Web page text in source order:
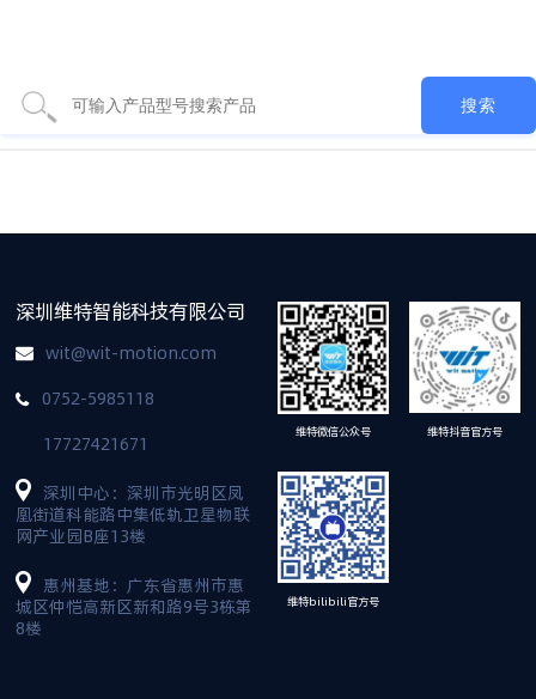
深圳维特智能科技有限公司
wit@wit-motion.com
0752-5985118
17727421671
深圳中心：深圳市光明区凤
凰街道科能路中集低轨卫星物联
网产业园B座13楼
惠州基地：广东省惠州市惠
城区仲恺高新区新和路9号3栋第
8楼
维特微信公众号 维特抖音官方号
维特bilibili官方号